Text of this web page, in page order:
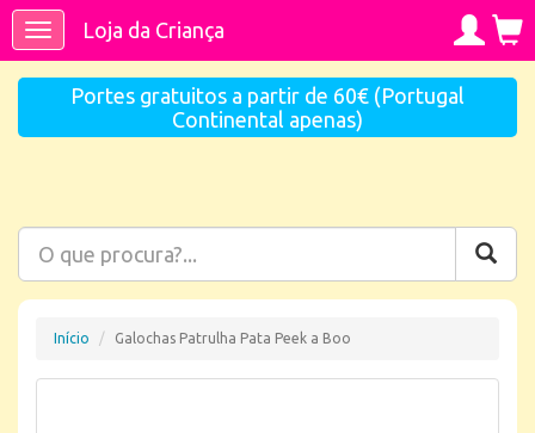
ToggleLoja da Criança
Portes gratuitos a partir de 60€ (Portugal
Continental apenas)
Início Galochas Patrulha Pata Peek a Boo